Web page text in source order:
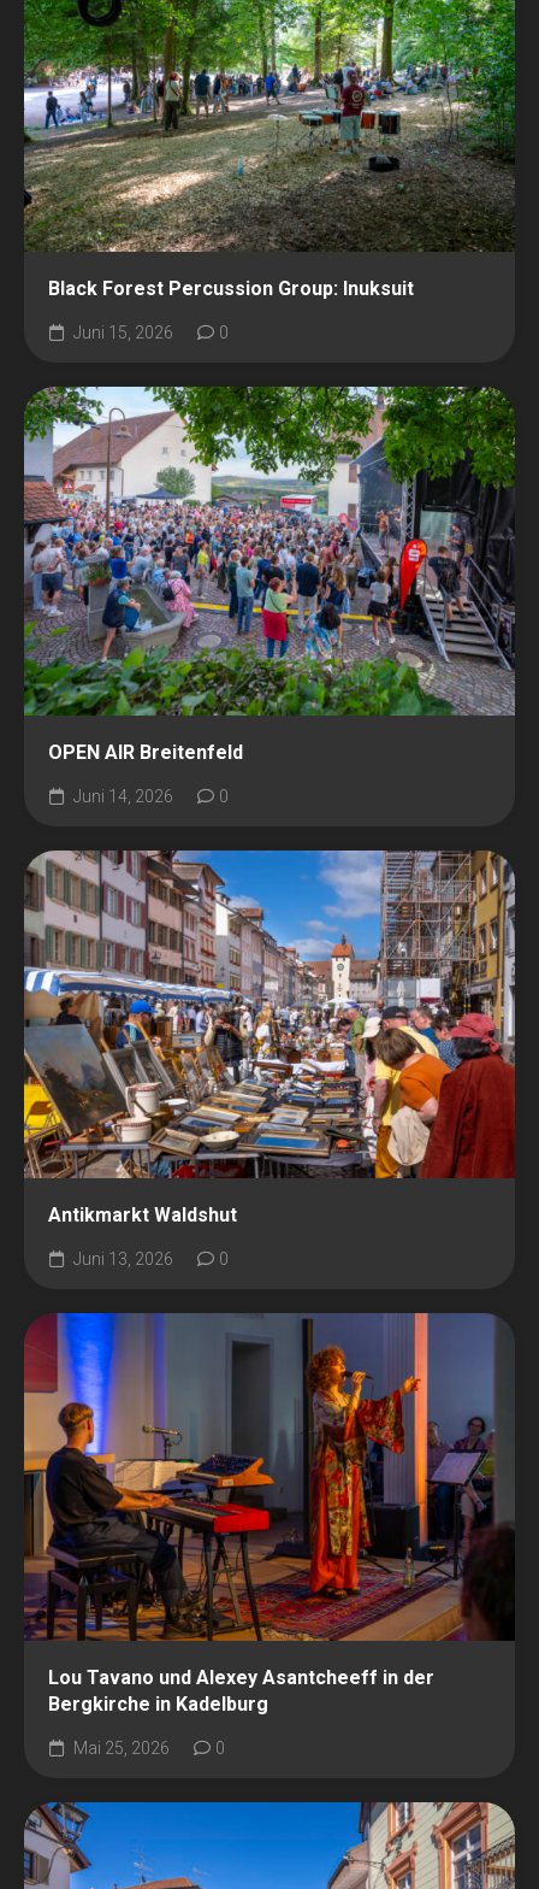
Black Forest Percussion Group: Inuksuit
Juni 15, 2026 0
OPEN AIR Breitenfeld
Juni 14, 2026 0
Antikmarkt Waldshut
Juni 13, 2026 0
Lou Tavano und Alexey Asantcheeff in der
Bergkirche in Kadelburg
Mai 25, 2026 0